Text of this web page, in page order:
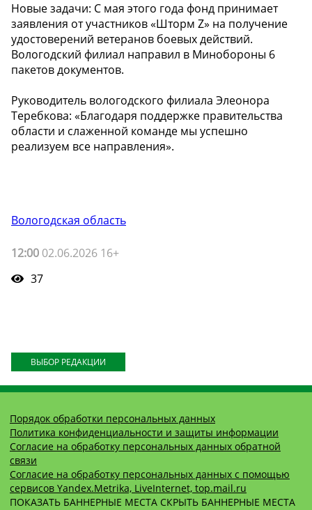
Новые задачи: С мая этого года фонд принимает
заявления от участников «Шторм Z» на получение
удостоверений ветеранов боевых действий.
Вологодский филиал направил в Минобороны 6
пакетов документов.
Руководитель вологодского филиала Элеонора
Теребкова: «Благодаря поддержке правительства
области и слаженной команде мы успешно
реализуем все направления».
Вологодская область
12:00 02.06.2026 16+
37
ВЫБОР РЕДАКЦИИ
Порядок обработки персональных данных
Политика конфиденциальности и защиты информации
Согласие на обработку персональных данных обратной
связи
Согласие на обработку персональных данных с помощью
сервисов Yandex.Metrika, LiveInternet, top.mail.ru
ПОКАЗАТЬ БАННЕРНЫЕ МЕСТА СКРЫТЬ БАННЕРНЫЕ МЕСТА